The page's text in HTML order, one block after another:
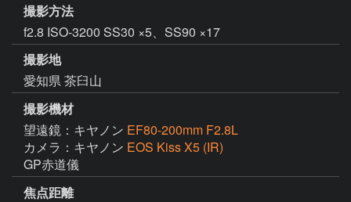
撮影方法
f2.8 ISO-3200 SS30 ×5、SS90 ×17
撮影地
愛知県 茶臼山
撮影機材
望遠鏡：キヤノン EF80-200mm F2.8L
カメラ：キヤノン EOS Kiss X5 (IR)
GP赤道儀
焦点距離